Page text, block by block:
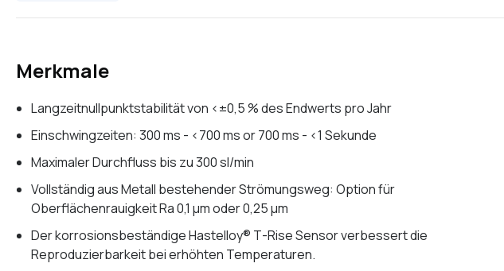
Merkmale
Langzeitnullpunktstabilität von <±0,5 % des Endwerts pro Jahr
Einschwingzeiten: 300 ms - <700 ms or 700 ms - <1 Sekunde
Maximaler Durchfluss bis zu 300 sl/min
Vollständig aus Metall bestehender Strömungsweg: Option für
Oberflächenrauigkeit Ra 0,1 µm oder 0,25 µm
Der korrosionsbeständige Hastelloy® T-Rise Sensor verbessert die
Reproduzierbarkeit bei erhöhten Temperaturen.